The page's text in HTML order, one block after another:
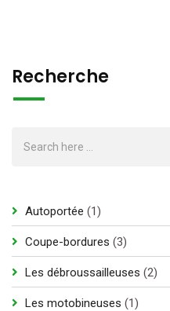
Recherche
Autoportée 11
Coupe-bordures 33
Les débroussailleuses 22
Les motobineuses 11